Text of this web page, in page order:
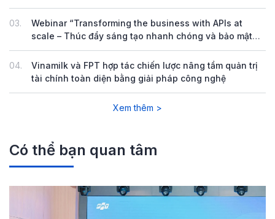
03.
Webinar “Transforming the business with APIs at
scale – Thúc đẩy sáng tạo nhanh chóng và bảo mật
với FPT API Management”
04.
Vinamilk và FPT hợp tác chiến lược nâng tầm quản trị
tài chính toàn diện bằng giải pháp công nghệ
Xem thêm >
Có thể bạn quan tâm